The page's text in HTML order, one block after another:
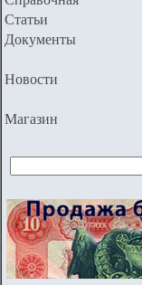
Статьи
Документы
Новости
Магазин